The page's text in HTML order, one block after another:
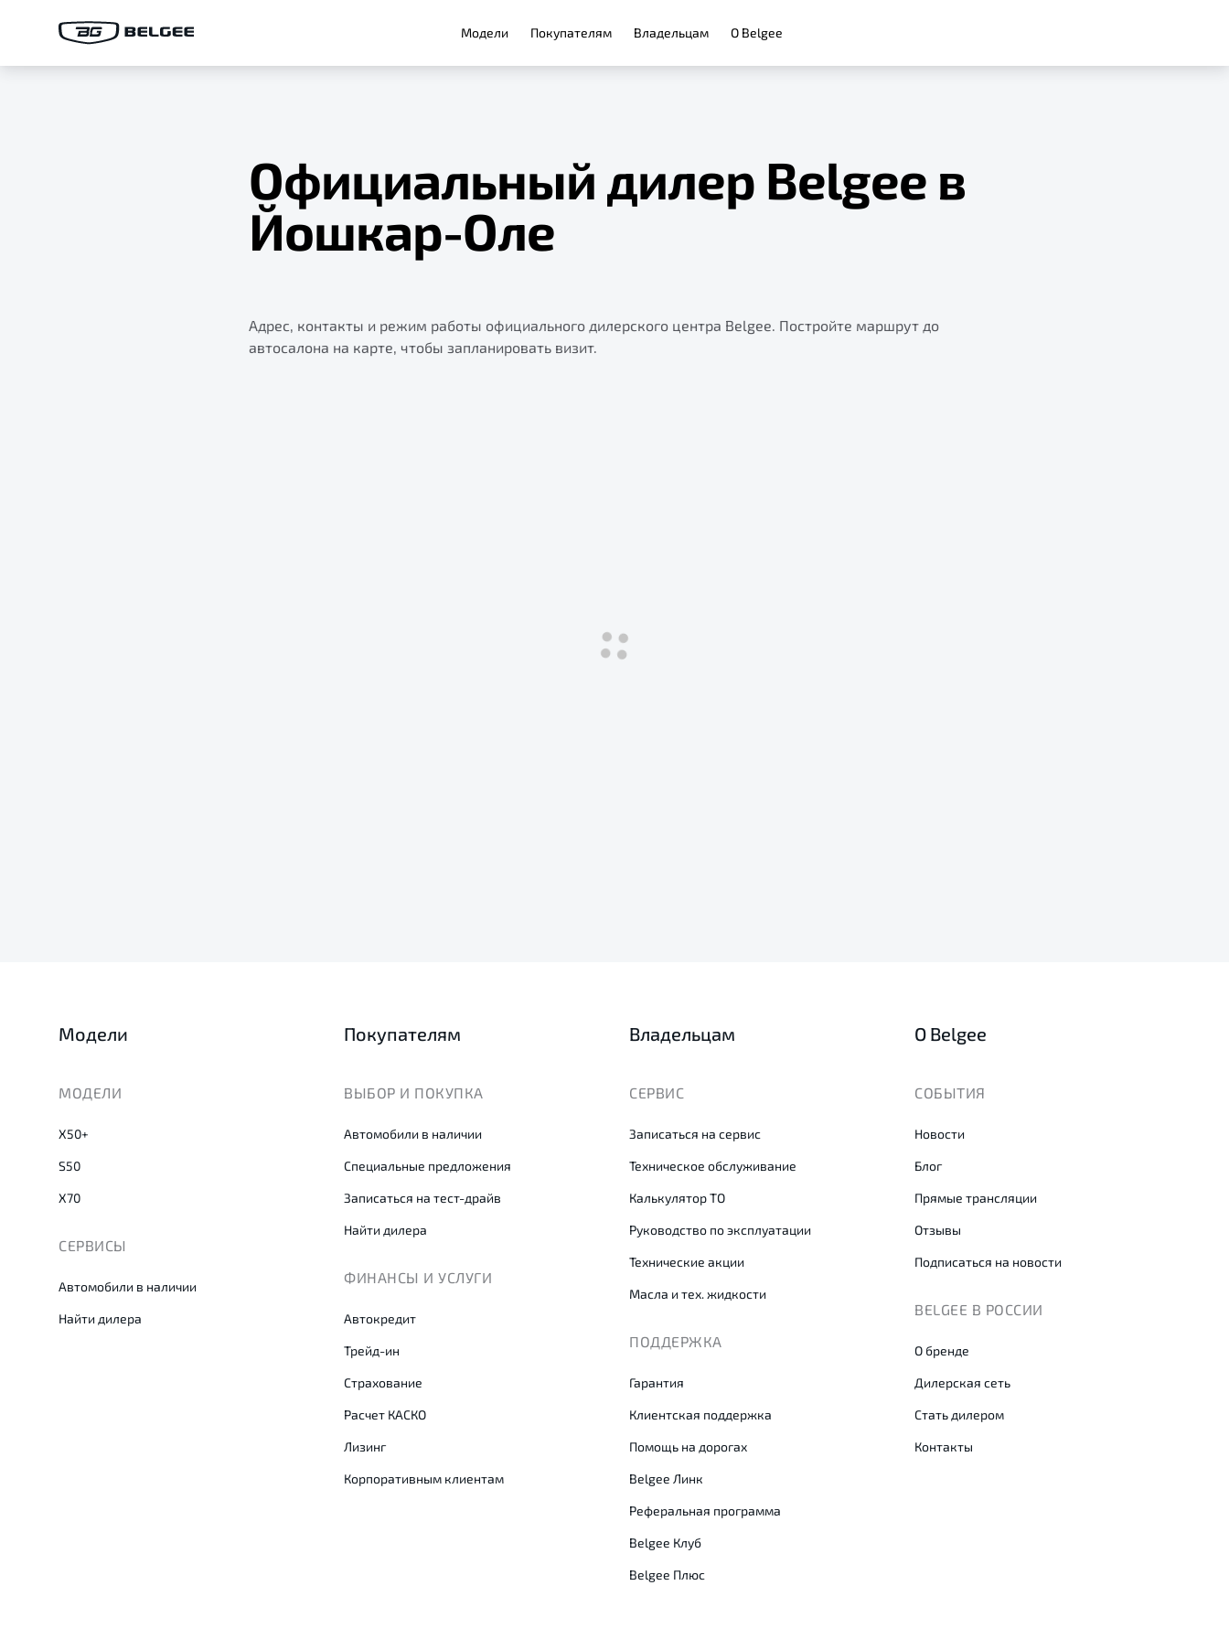
Модели Покупателям Владельцам О Belgee
Официальный дилер Belgee в
Йошкар-Оле
Адрес, контакты и режим работы официального дилерского центра Belgee. Постройте маршрут до
автосалона на карте, чтобы запланировать визит.
Модели
МОДЕЛИ
X50+
S50
X70
СЕРВИСЫ
Автомобили в наличии
Найти дилера
Покупателям
ВЫБОР И ПОКУПКА
Автомобили в наличии
Специальные предложения
Записаться на тест-драйв
Найти дилера
ФИНАНСЫ И УСЛУГИ
Автокредит
Трейд-ин
Страхование
Расчет КАСКО
Лизинг
Корпоративным клиентам
Владельцам
СЕРВИС
Записаться на сервис
Техническое обслуживание
Калькулятор ТО
Руководство по эксплуатации
Технические акции
Масла и тех. жидкости
ПОДДЕРЖКА
Гарантия
Клиентская поддержка
Помощь на дорогах
Belgee Линк
Реферальная программа
Belgee Клуб
Belgee Плюс
О Belgee
СОБЫТИЯ
Новости
Блог
Прямые трансляции
Отзывы
Подписаться на новости
BELGEE В РОССИИ
О бренде
Дилерская сеть
Стать дилером
Контакты